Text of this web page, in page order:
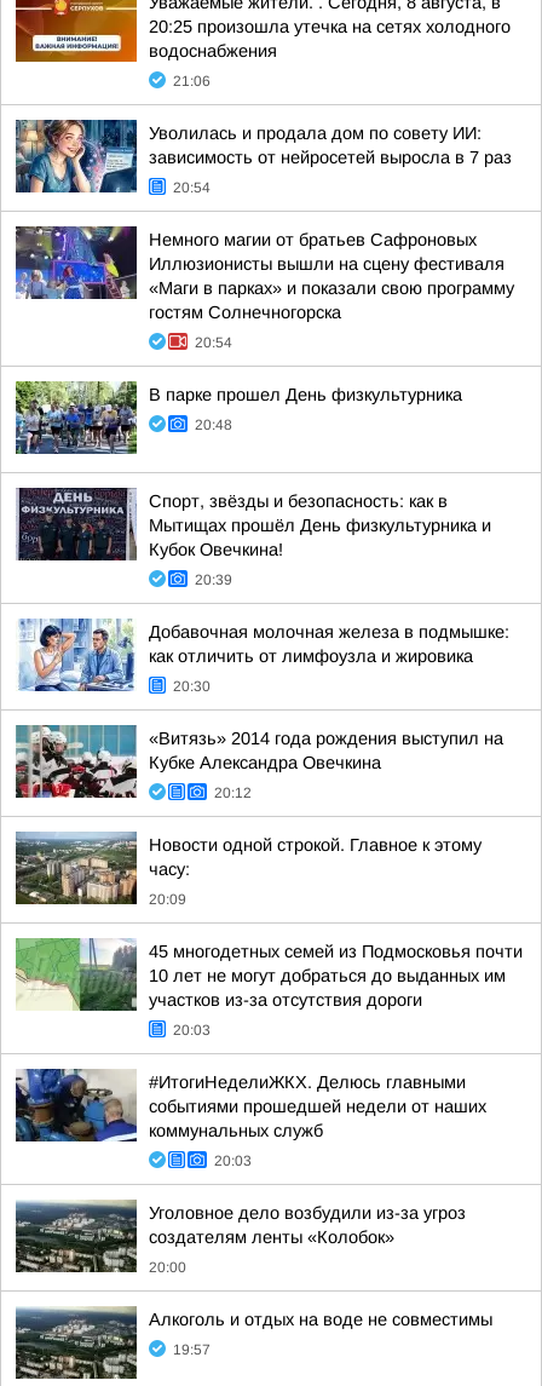
20:25 произошла утечка на сетях холодного
водоснабжения
21:06
Уволилась и продала дом по совету ИИ:
зависимость от нейросетей выросла в 7 раз
20:54
Немного магии от братьев Сафроновых
Иллюзионисты вышли на сцену фестиваля
«Маги в парках» и показали свою программу
гостям Солнечногорска
20:54
В парке прошел День физкультурника
20:48
Спорт, звёзды и безопасность: как в
Мытищах прошёл День физкультурника и
Кубок Овечкина!
20:39
Добавочная молочная железа в подмышке:
как отличить от лимфоузла и жировика
20:30
«Витязь» 2014 года рождения выступил на
Кубке Александра Овечкина
20:12
Новости одной строкой. Главное к этому
часу:
20:09
45 многодетных семей из Подмосковья почти
10 лет не могут добраться до выданных им
участков из-за отсутствия дороги
20:03
#ИтогиНеделиЖКХ. Делюсь главными
событиями прошедшей недели от наших
коммунальных служб
20:03
Уголовное дело возбудили из-за угроз
создателям ленты «Колобок»
20:00
Алкоголь и отдых на воде не совместимы
19:57